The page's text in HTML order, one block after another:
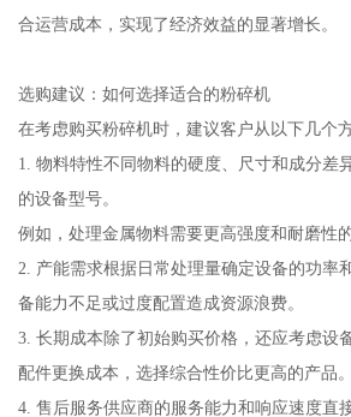
合运营成本，实现了经济效益的显著增长。
选购建议：如何选择适合的粉碎机
在考虑购买粉碎机时，建议客户从以下几个
1. 物料特性不同物料的硬度、尺寸和成分差
的设备型号。
例如，处理金属物料需要更高强度和耐磨性
2. 产能需求根据日常处理量确定设备的功率
备能力不足或过度配置造成资源浪费。
3. 长期成本除了初始购买价格，还应考虑设
配件更换成本，选择综合性价比更高的产品。
4. 售后服务供应商的服务能力和响应速度直